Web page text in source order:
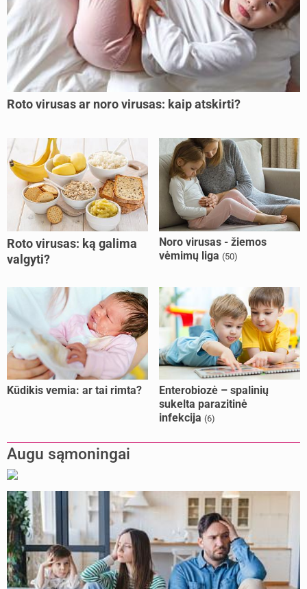
Roto virusas ar noro virusas: kaip atskirti?
Roto virusas: ką galima
valgyti?
Noro virusas - žiemos
vėmimų liga (50)
Kūdikis vemia: ar tai rimta?
Enterobiozė – spalinių
sukelta parazitinė
infekcija (6)
Augu sąmoningai